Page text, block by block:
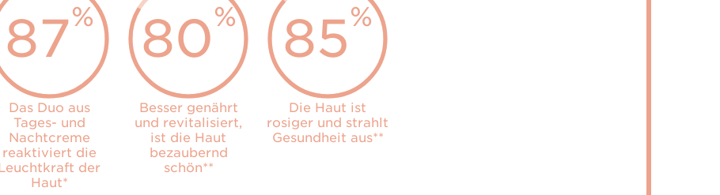
87%
Das Duo aus
Tages- und
Nachtcreme
reaktiviert die
der
Haut*
80%
Besser genährt
und revitalisiert,
ist die Haut
bezaubernd
schön**
85%
Die Haut ist
rosiger und strahlt
Gesundheit aus**